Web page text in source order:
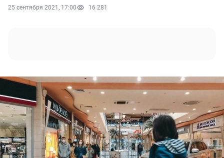
25 сентября 2021, 17:00 16 281